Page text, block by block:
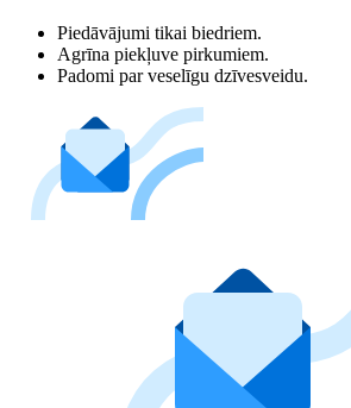
Piedāvājumi tikai biedriem.
Agrīna piekļuve pirkumiem.
Padomi par veselīgu dzīvesveidu.